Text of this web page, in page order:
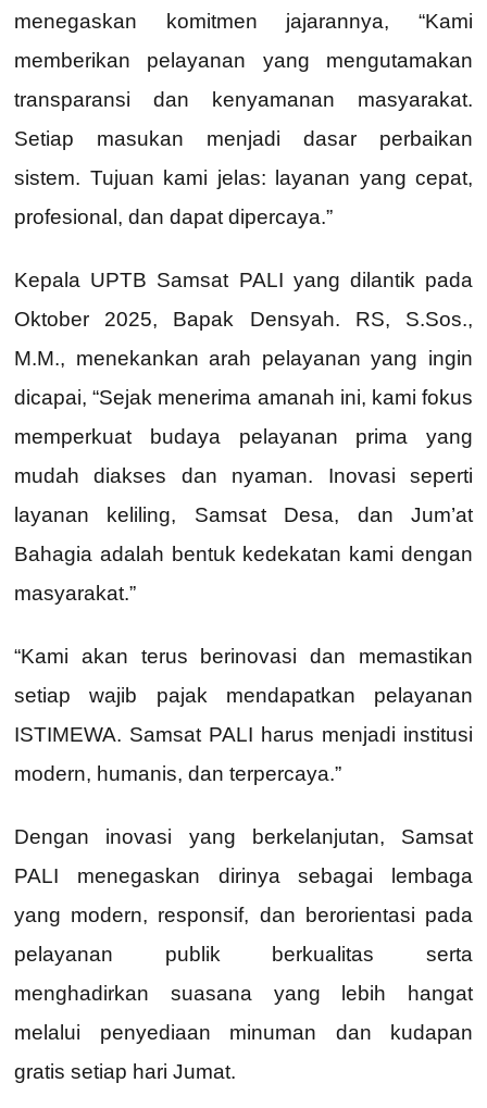
menegaskan komitmen jajarannya, “Kami
memberikan pelayanan yang mengutamakan
transparansi dan kenyamanan masyarakat.
Setiap masukan menjadi dasar perbaikan
sistem. Tujuan kami jelas: layanan yang cepat,
profesional, dan dapat dipercaya.”
Kepala UPTB Samsat PALI yang dilantik pada
Oktober 2025, Bapak Densyah. RS, S.Sos.,
M.M., menekankan arah pelayanan yang ingin
dicapai, “Sejak menerima amanah ini, kami fokus
memperkuat budaya pelayanan prima yang
mudah diakses dan nyaman. Inovasi seperti
layanan keliling, Samsat Desa, dan Jum’at
Bahagia adalah bentuk kedekatan kami dengan
masyarakat.”
“Kami akan terus berinovasi dan memastikan
setiap wajib pajak mendapatkan pelayanan
ISTIMEWA. Samsat PALI harus menjadi institusi
modern, humanis, dan terpercaya.”
Dengan inovasi yang berkelanjutan, Samsat
PALI menegaskan dirinya sebagai lembaga
yang modern, responsif, dan berorientasi pada
pelayanan publik berkualitas serta
menghadirkan suasana yang lebih hangat
melalui penyediaan minuman dan kudapan
gratis setiap hari Jumat.